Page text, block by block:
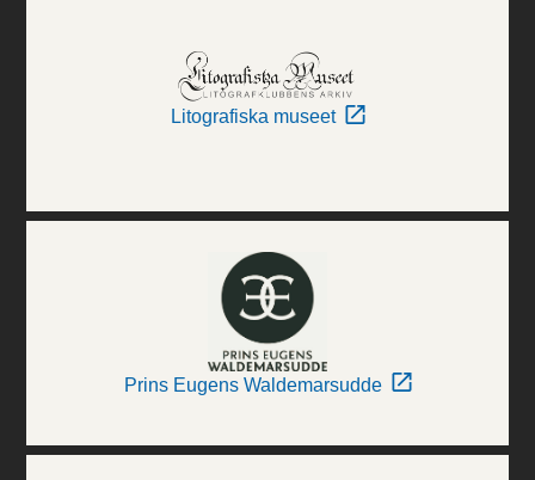
Litografiska museet
Prins Eugens Waldemarsudde